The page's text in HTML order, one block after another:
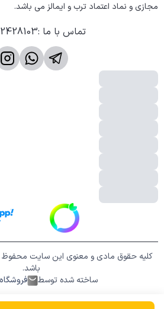
مجازی و نماد اعتماد ترب و ایمالز می باشد.
تماس با ما :
کلیه حقوق مادی و معنوی این سایت
باشد.
ساخته شده توسط